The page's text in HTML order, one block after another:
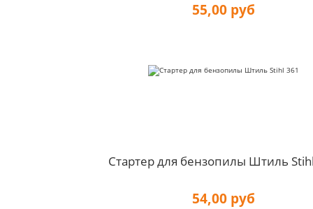
55,00 руб
Стартер для бензопилы Штиль
54,00 руб